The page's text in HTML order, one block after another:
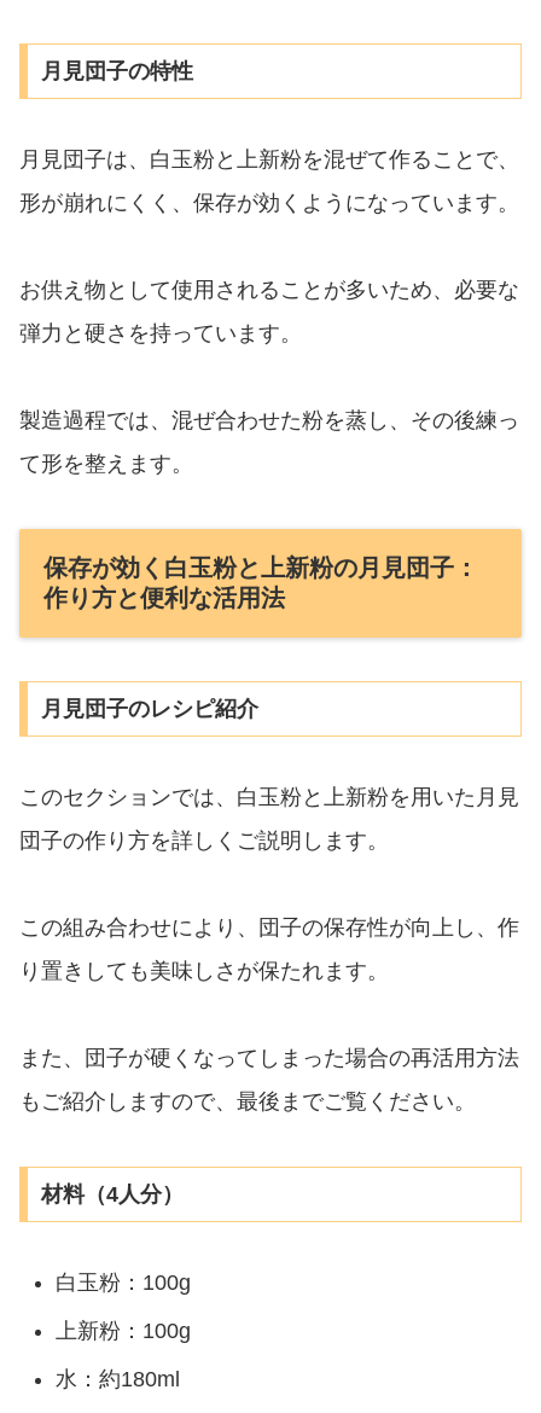
月見団子の特性
月見団子は、白玉粉と上新粉を混ぜて作ることで、
形が崩れにくく、保存が効くようになっています。
お供え物として使用されることが多いため、必要な
弾力と硬さを持っています。
製造過程では、混ぜ合わせた粉を蒸し、その後練っ
て形を整えます。
保存が効く白玉粉と上新粉の月見団子：
作り方と便利な活用法
月見団子のレシピ紹介
このセクションでは、白玉粉と上新粉を用いた月見
団子の作り方を詳しくご説明します。
この組み合わせにより、団子の保存性が向上し、作
り置きしても美味しさが保たれます。
また、団子が硬くなってしまった場合の再活用方法
もご紹介しますので、最後までご覧ください。
材料（4人分）
白玉粉：100g
上新粉：100g
水：約180ml